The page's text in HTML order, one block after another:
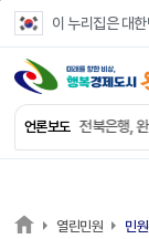
이 누리집은 대
언론보도
열린민원 민